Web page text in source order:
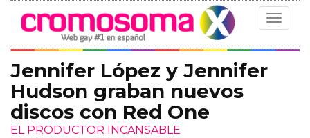
Toggle
Jennifer López y Jennifer
Hudson graban nuevos
discos con Red One
EL PRODUCTOR INCANSABLE